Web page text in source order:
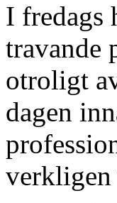
I fredags
travande
otroligt
dagen
verkligen